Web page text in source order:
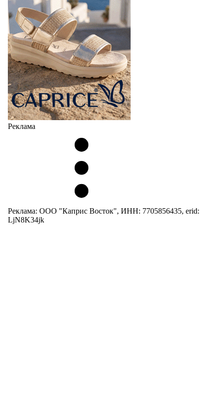
Реклама
Реклама: ООО "Каприс Восток", ИНН: 7705856435, erid:
LjN8K34jk